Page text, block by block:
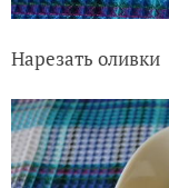
Нарезать оливки